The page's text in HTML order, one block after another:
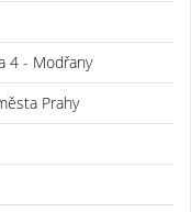
4 - Modřany
Prahy